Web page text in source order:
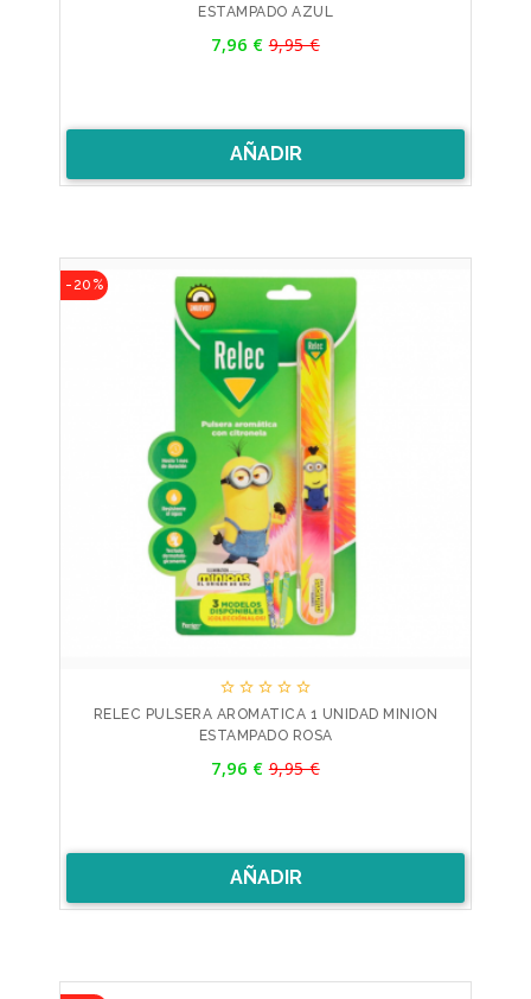
ESTAMPADO AZUL
7,96 €Precio
9,95 €
AÑADIR
    
RELEC PULSERA AROMATICA 1 UNIDAD MINION
ESTAMPADO ROSA
7,96 €Precio
9,95 €
-20%
AÑADIR